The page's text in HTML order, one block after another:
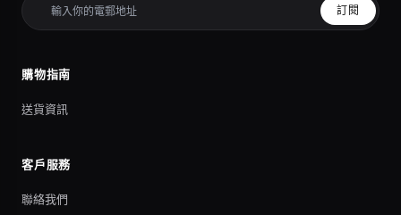
訂閱
購物指南
送貨資訊
客戶服務
聯絡我們